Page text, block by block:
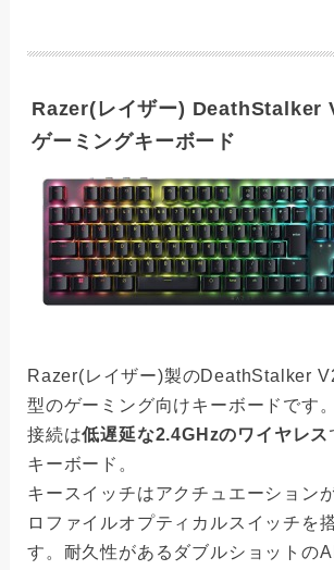
Razer(レイザー) DeathStalker
ゲーミングキーボード
Razer(レイザー)製のDeathStalker
型のゲーミング向けキーボードです。
接続は低遅延な2.4GHzのワイヤレス
キーボード。
キースイッチはアクチュエーション
ロファイルオプティカルスイッチを
す。耐久性があるダブルショットの